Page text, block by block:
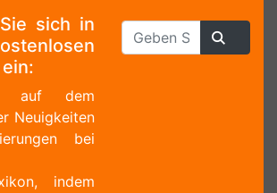
sich in
auf dem
Neuigkeiten
bei
indem